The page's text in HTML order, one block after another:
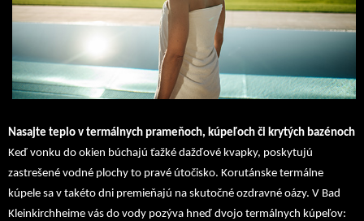
Nasajte teplo v termálnych prameňoch, kúpeľoch či krytých bazénoch
Keď vonku do okien búchajú ťažké dažďové kvapky, poskytujú
zastrešené vodné plochy to pravé útočisko. Korutánske termálne
kúpele sa v takéto dni premieňajú na skutočné ozdravné oázy. V Bad
Kleinkirchheime vás do vody pozýva hneď dvojo termálnych kúpeľov: